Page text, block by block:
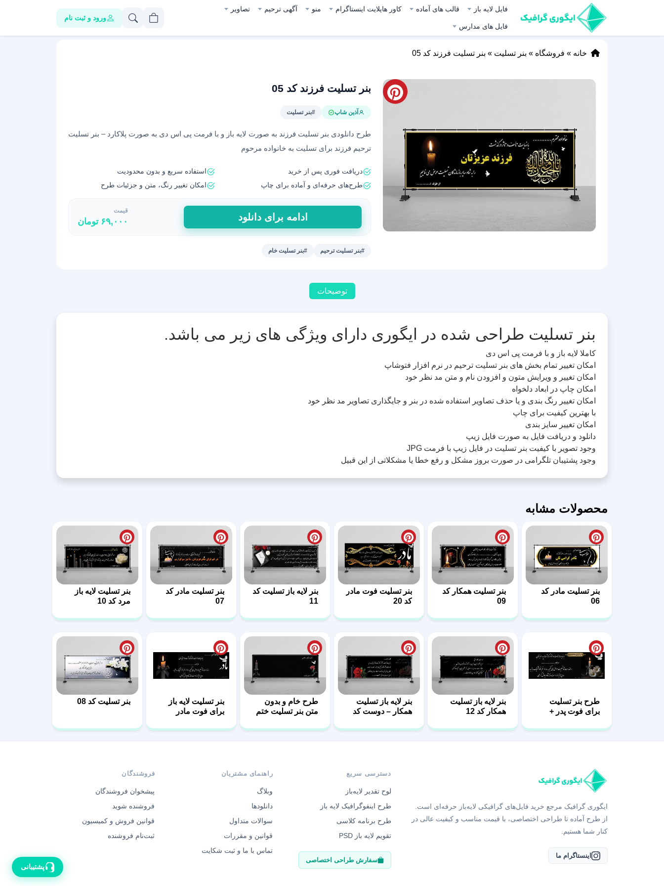
فایل لایه باز قالب های آماده کاور هایلایت اینستاگرام منو آگهی ترحیم تصاویر
فایل های مدارس
ورود و ثبت نام
خانه » فروشگاه » بنر تسلیت » بنر تسلیت فرزند کد 05
بنر تسلیت فرزند کد 05
آذین شاپ #بنر تسلیت
طرح دانلودی بنر تسلیت فرزند به صورت لایه باز و با فرمت پی اس دی به صورت پلاکارد – بنر تسلیت
ترحیم فرزند برای تسلیت به خانواده مرحوم
دریافت فوری پس از خرید
استفاده سریع و بدون محدودیت
طرح‌های حرفه‌ای و آماده برای چاپ
امکان تغییر رنگ، متن و جزئیات طرح
بنر
تسلیت
فرزند
ادامه برای دانلود
قیمت
۶۹,۰۰۰ تومان
#بنر تسلیت ترحیم #بنر تسلیت خام
توضیحات
بنر تسلیت طراحی شده در ایگوری دارای ویژگی های زیر می باشد.
کاملا لایه باز و با فرمت پی اس دی
امکان تغییر تمام بخش های بنر تسلیت ترحیم در نرم افزار فتوشاپ
امکان تغییر و ویرایش متون و افزودن نام و متن مد نظر خود
امکان چاپ در ابعاد دلخواه
امکان تغییر رنگ بندی و یا حذف تصاویر استفاده شده در بنر و جایگذاری تصاویر مد نظر خود
با بهترین کیفیت برای چاپ
امکان تغییر سایز بندی
دانلود و دریافت فایل به صورت فایل زیپ
وجود تصویر با کیفیت بنر تسلیت در فایل زیپ با فرمت JPG
وجود پشتیبان تلگرامی در صورت بروز مشکل و رفع خطا یا مشکلاتی از این قبیل
محصولات مشابه
بنر تسلیت مادر کد
06
بنر تسلیت همکار کد
09
بنر تسلیت فوت مادر
کد 20
بنر لایه باز تسلیت کد
11
بنر تسلیت مادر کد
07
بنر تسلیت لایه باز
مرد کد 10
طرح بنر تسلیت
برای فوت پدر +
بنر لایه باز تسلیت
همکار کد 12
بنر لایه باز تسلیت
همکار – دوست کد
طرح خام و بدون
متن بنر تسلیت ختم
بنر تسلیت لایه باز
برای فوت مادر
بنر تسلیت کد 08
ایگوری گرافیک مرجع خرید فایل‌های گرافیکی لایه‌باز حرفه‌ای است.
از طرح آماده تا طراحی اختصاصی، با قیمت مناسب و کیفیت عالی در
کنار شما هستیم.
اینستاگرام ما
دسترسی سریع
لوح تقدیر لایه‌باز
طرح اینفوگرافیک لایه باز
طرح برنامه کلاسی
تقویم لایه باز PSD
سفارش طراحی اختصاصی
راهنمای مشتریان
وبلاگ
دانلودها
سوالات متداول
قوانین و مقررات
تماس با ما و ثبت شکایت
فروشندگان
پیشخوان فروشندگان
فروشنده شوید
قوانین فروش و کمیسیون
ثبت‌نام فروشنده
پشتیبانی